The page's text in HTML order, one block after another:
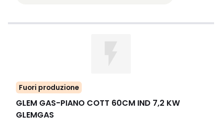
Fuori produzione
GLEM GAS-PIANO COTT 60CM IND 7,2 KW
GLEMGAS